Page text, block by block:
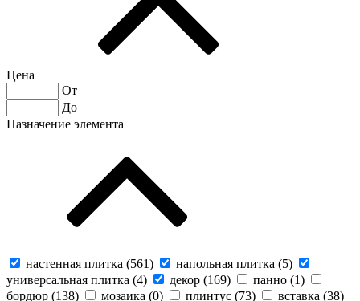
Цена
От
До
Назначение элемента
настенная плитка (561) напольная плитка (5)
универсальная плитка (4) декор (169) панно (1)
бордюр (138) мозаика (0) плинтус (73) вставка (38)